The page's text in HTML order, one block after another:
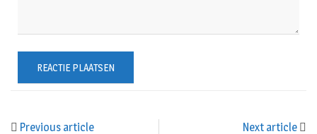
Previous article Next article